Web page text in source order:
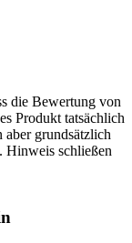
die Bewertung von
Produkt tatsächlich
aber grundsätzlich
Hinweis schließen